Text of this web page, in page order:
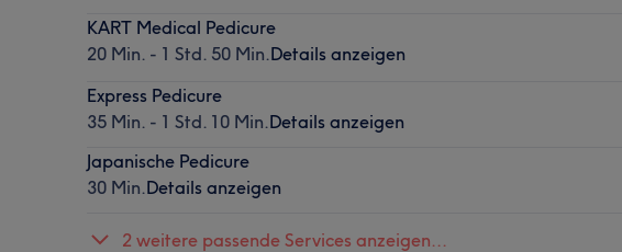
KART Medical Pedicure
20 Min. - 1 Std. 50 Min.Details anzeigen
Express Pedicure
35 Min. - 1 Std. 10 Min.Details anzeigen
Japanische Pedicure
30 Min.Details anzeigen
2 weitere passende Services anzeigen...